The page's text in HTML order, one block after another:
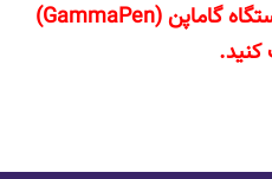
برای مشاهده مشخصات دستگاه گاماپن (GammaPen)